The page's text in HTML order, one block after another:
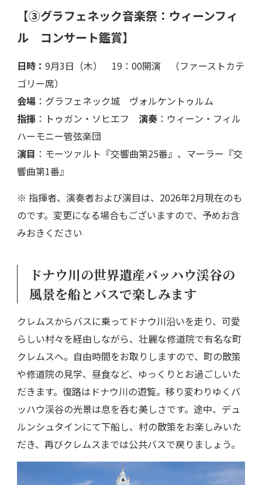
【③グラフェネック音楽祭：ウィーンフィ
ル コンサート鑑賞】
日時： 9月3日（木） 19：00開演 （ファーストカテ
ゴリー席）
会場 ：グラフェネック城 ヴォルケントゥルム
指揮 ：トゥガン・ソヒエフ 演奏 ：ウィーン・フィル
ハーモニー管弦楽団
演目 ：モーツァルト『交響曲第25番』、マーラー『交
響曲第1番』
※ 指揮者、演奏者および演目は、2026年2月現在のも
のです。変更になる場合もございますので、予めお含
みおきください
ドナウ川の世界遺産バッハウ渓谷の
風景を船とバスで楽しみます
クレムスからバスに乗ってドナウ川沿いを走り、可愛
らしい村々を経由しながら、壮麗な修道院で有名な町
クレムスへ。自由時間をお取りしますので、町の散策
や修道院の見学、昼食など、ゆっくりとお過ごしいた
だきます。復路はドナウ川の遊覧。移り変わりゆくバ
ッハウ渓谷の光景は息を呑む美しさです。途中、デュ
ルンシュタインにて下船し、村の散策をお楽しみいた
だき、再びクレムスまでは公共バスで戻りましょう。